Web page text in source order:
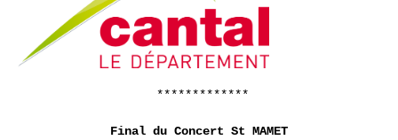
*************
Final du Concert St MAMET